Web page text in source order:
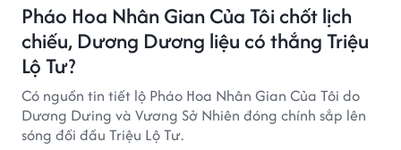
Pháo Hoa Nhân Gian Của Tôi chốt lịch
chiếu, Dương Dương liệu có thắng Triệu
Lộ Tư?
Có nguồn tin tiết lộ Pháo Hoa Nhân Gian Của Tôi do
Dương Dưing và Vương Sở Nhiên đóng chính sắp lên
sóng đối đầu Triệu Lộ Tư.